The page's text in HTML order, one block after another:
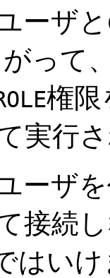
ーザと
って
権限
実行
ーザ
接続
はい